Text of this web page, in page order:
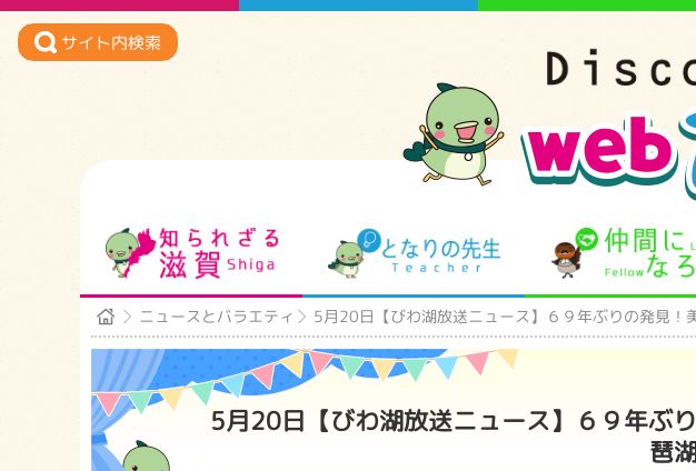
サイト内検索
知られざる滋賀 となりの先生
ニュースとバラエティ 5月20日【びわ湖放送ニュース】６９年ぶりの発見
5月20日【びわ湖放送ニュース】６９年ぶ
琶